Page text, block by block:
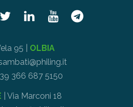
95 | OLBIA
366 687 5150
| Via Marconi 18